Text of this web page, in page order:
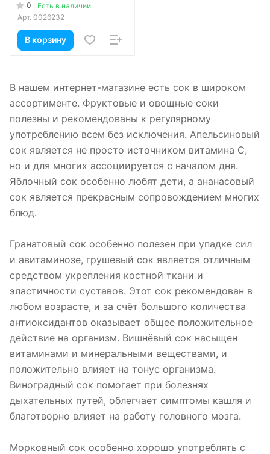
0
Есть в наличии
Арт. 0026232
В корзину
В нашем интернет-магазине есть сок в широком
ассортименте. Фруктовые и овощные соки
полезны и рекомендованы к регулярному
употреблению всем без исключения. Апельсиновый
сок является не просто источником витамина С,
но и для многих ассоциируется с началом дня.
Яблочный сок особенно любят дети, а ананасовый
сок является прекрасным сопровождением многих
блюд.
Гранатовый сок особенно полезен при упадке сил
и авитаминозе, грушевый сок является отличным
средством укрепления костной ткани и
эластичности суставов. Этот сок рекомендован в
любом возрасте, и за счёт большого количества
антиоксидантов оказывает общее положительное
действие на организм. Вишнёвый сок насыщен
витаминами и минеральными веществами, и
положительно влияет на тонус организма.
Виноградный сок помогает при болезнях
дыхательных путей, облегчает симптомы кашля и
благотворно влияет на работу головного мозга.
Морковный сок особенно хорошо употреблять с